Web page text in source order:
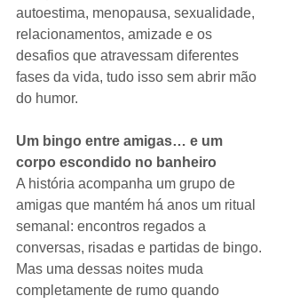
autoestima, menopausa, sexualidade,
relacionamentos, amizade e os
desafios que atravessam diferentes
fases da vida, tudo isso sem abrir mão
do humor.
Um bingo entre amigas… e um
corpo escondido no banheiro
A história acompanha um grupo de
amigas que mantém há anos um ritual
semanal: encontros regados a
conversas, risadas e partidas de bingo.
Mas uma dessas noites muda
completamente de rumo quando